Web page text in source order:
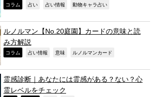
コラム 占い 占い情報 動物キャラ占い
ルノルマン【No.20庭園】カードの意味と読
み方解説
コラム 占い情報 意味 ルノルマンカード
霊感診断｜あなたには霊感がある？ない？心
霊レベルをチェック